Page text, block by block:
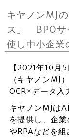
キヤノンMJ
ス」 BPOサ
使し中小企業
【2021年10月
（キヤノンMJ
OCR×データ入
キヤノンMJは
を提供し、企
やRPAなどを